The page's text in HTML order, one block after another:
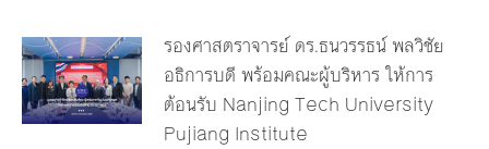
รองศาสตราจารย์ ดร.ธนวรรธน์ พลวิชัย
อธิการบดี พร้อมคณะผู้บริหาร ให้การ
ต้อนรับ Nanjing Tech University
Pujiang Institute